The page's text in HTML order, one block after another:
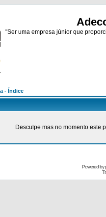
"Ser uma empresa júnior que
- Índice
Desculpe mas no momento este
Powered by